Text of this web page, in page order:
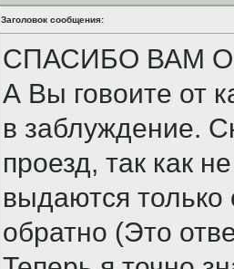
Заголовок сообщения:
СПАСИБО ВАМ
А Вы говоите от
в заблуждение.
проезд, так как
выдаются
обратно (Это